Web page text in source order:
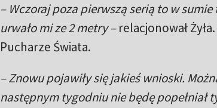
– Wczoraj poza pierwszą serią to w
urwało mi ze 2 metry –relacjonował
Pucharze Świata.
– Znowu pojawiły się jakieś wnioski.
następnym tygodniu nie będę popełniał